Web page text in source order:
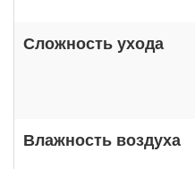
Сложность ухода
Влажность воздуха